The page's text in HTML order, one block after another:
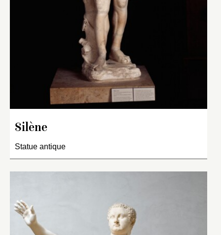
Silène
Statue antique